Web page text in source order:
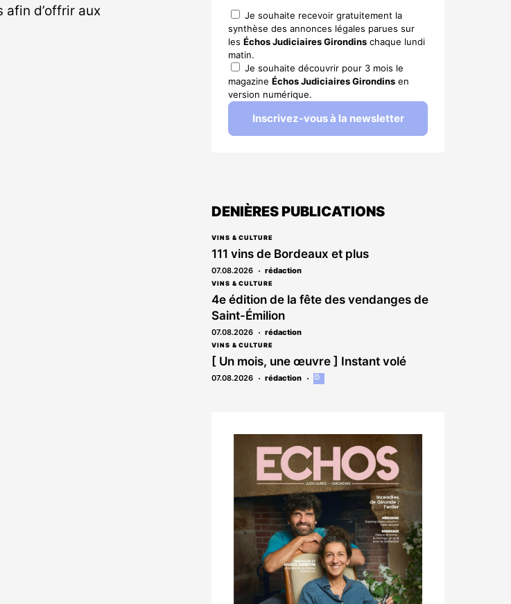
afin d’offrir aux
Je souhaite recevoir gratuitement la
synthèse des annonces légales parues sur
les Échos Judiciaires Girondins chaque lundi
matin.
Je souhaite découvrir pour 3 mois le
magazine Échos Judiciaires Girondins en
version numérique.
Inscrivez-vous à la newsletter
DENIÈRES PUBLICATIONS
VINS & CULTURE
111 vins de Bordeaux et plus
07.08.2026 rédaction
VINS & CULTURE
4e édition de la fête des vendanges de
Saint-Émilion
07.08.2026 rédaction
VINS & CULTURE
[ Un mois, une œuvre ] Instant volé
07.08.2026 rédaction
Cet
abonnés
Notre
dernier
magazine